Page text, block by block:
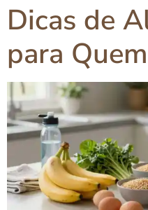
Dicas de
para